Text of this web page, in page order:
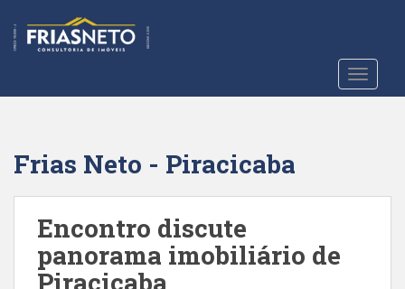
t
Frias Neto - Piracicaba
Encontro discute
panorama imobiliário de
Piracicaba